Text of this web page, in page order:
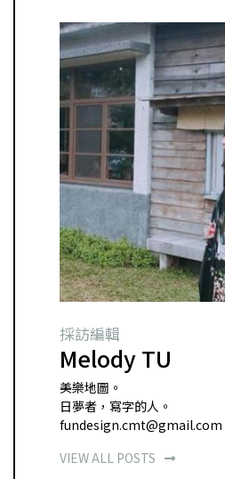
採訪編輯
Melody TU
美樂地圖。
日夢者，寫字的人。
fundesign.cmt@gmail.com
VIEW ALL POSTS